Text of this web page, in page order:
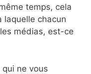
temps, cela
laquelle chacun
médias, est-ce
ne vous